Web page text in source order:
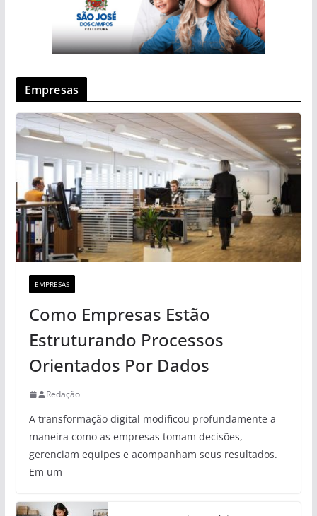
Empresas
EMPRESAS
Como Empresas Estão
Estruturando Processos
Orientados Por Dados
Redação
A transformação digital modificou profundamente a
maneira como as empresas tomam decisões,
gerenciam equipes e acompanham seus resultados.
Em um